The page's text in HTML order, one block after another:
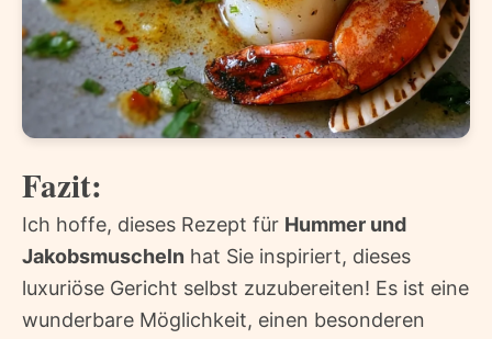
Fazit:
Ich hoffe, dieses Rezept für Hummer und
Jakobsmuscheln hat Sie inspiriert, dieses
luxuriöse Gericht selbst zuzubereiten! Es ist eine
wunderbare Möglichkeit, einen besonderen